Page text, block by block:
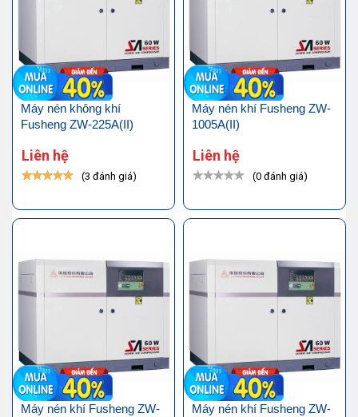
Máy nén không khí
Fusheng ZW-225A(II)
Liên hệ
(3 đánh giá)
Máy nén khí Fusheng ZW-
1005A(II)
Liên hệ
(0 đánh giá)
Máy nén khí Fusheng ZW- Máy nén khí Fusheng ZW-